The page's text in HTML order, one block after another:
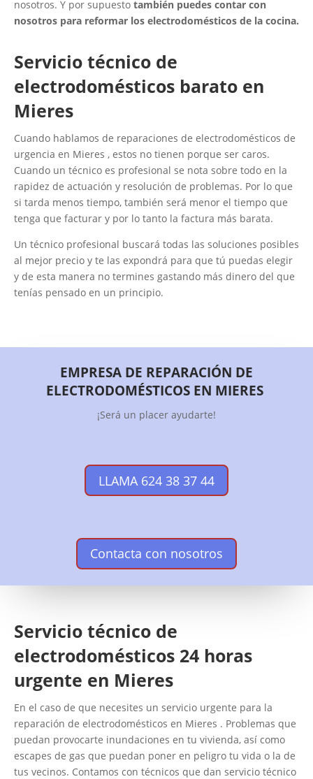
nosotros. Y por supuesto también puedes contar con
nosotros para reformar los electrodomésticos de la cocina.
Servicio técnico de
electrodomésticos barato en
Mieres
Cuando hablamos de reparaciones de electrodomésticos de
urgencia en Mieres , estos no tienen porque ser caros.
Cuando un técnico es profesional se nota sobre todo en la
rapidez de actuación y resolución de problemas. Por lo que
si tarda menos tiempo, también será menor el tiempo que
tenga que facturar y por lo tanto la factura más barata.
Un técnico profesional buscará todas las soluciones posibles
al mejor precio y te las expondrá para que tú puedas elegir
y de esta manera no termines gastando más dinero del que
tenías pensado en un principio.
EMPRESA DE REPARACIÓN DE
ELECTRODOMÉSTICOS EN MIERES
¡Será un placer ayudarte!
LLAMA 624 38 37 44
Contacta con nosotros
Servicio técnico de
electrodomésticos 24 horas
urgente en Mieres
En el caso de que necesites un servicio urgente para la
reparación de electrodomésticos en Mieres . Problemas que
puedan provocarte inundaciones en tu vivienda, así como
escapes de gas que puedan poner en peligro tu vida o la de
tus vecinos. Contamos con técnicos que dan servicio técnico